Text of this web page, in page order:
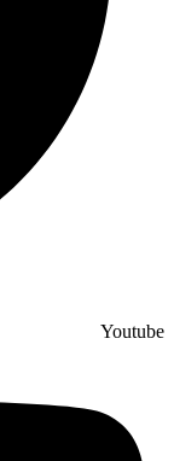
Youtube